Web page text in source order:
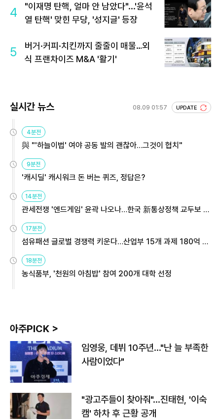
4
"이재명 탄핵, 얼마 안 남았다"...'윤석
열 탄핵' 맞힌 무당, '성지글' 등장
5
버거·커피·치킨까지 줄줄이 매물…외
식 프랜차이즈 M&A '활기'
실시간 뉴스 08.09 01:57 UPDATE
4분전
與 "'하늘이법' 여야 공동 발의 괜찮아…그것이 협치"
9분전
'캐시딜' 캐시워크 돈 버는 퀴즈, 정답은?
14분전
관세전쟁 '엔드게임' 윤곽 나오나…한국 新통상정책 교두보 활
용해야
17분전
섬유패션 글로벌 경쟁력 키운다…산업부 15개 과제 180억 지
원
18분전
농식품부, '천원의 아침밥' 참여 200개 대학 선정
아주PICK >
임영웅, 데뷔 10주년…"난 늘 부족한
사람이었다"
"광고주들이 찾아줘"…진태현, '이숙
캠' 하차 후 근황 공개